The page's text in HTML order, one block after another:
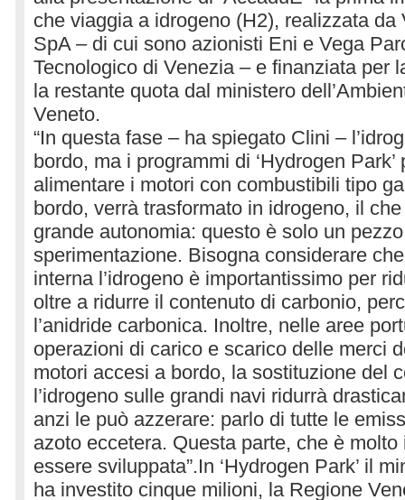
che viaggia a idrogeno (H2), realizzata da
SpA – di cui sono azionisti Eni e Vega
Tecnologico di Venezia – e finanziata per
la restante quota dal ministero
Veneto.
“In questa fase – ha spiegato Clini –
bordo, ma i programmi di ‘Hydrogen
alimentare i motori con combustibili tipo
bordo, verrà trasformato in idrogeno, il
grande autonomia: questo è solo un
sperimentazione. Bisogna considerare
interna l’idrogeno è importantissimo per
oltre a ridurre il contenuto di carbonio,
l’anidride carbonica. Inoltre, nelle aree
operazioni di carico e scarico delle merci
motori accesi a bordo, la sostituzione del
l’idrogeno sulle grandi navi ridurrà
anzi le può azzerare: parlo di tutte le
azoto eccetera. Questa parte, che è
essere sviluppata”.In ‘Hydrogen Park’ il
ha investito cinque milioni, la Regione